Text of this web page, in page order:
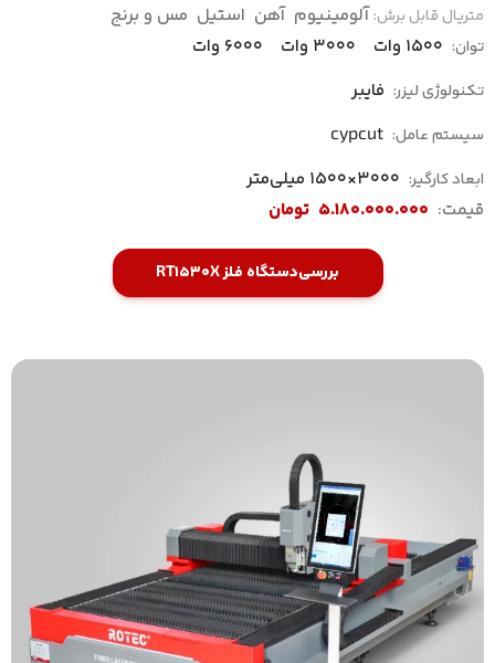
متریال قابل برش: آلومینیوم آهن استیل مس و برنج
توان: 1500 وات 3000 وات 6000 وات
تکنولوژی لیزر: فایبر
سیستم عامل: cypcut
ابعاد کارگیر: 3000×1500 میلی‌متر
قیمت: 5.180.000.000 تومان
بررسیدستگاه فلز RT1530X